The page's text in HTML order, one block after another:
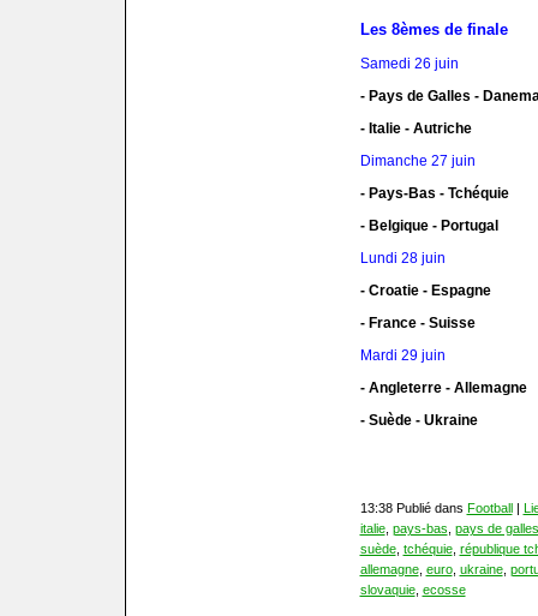
Les 8èmes de finale
Samedi 26 juin
- Pays de Galles -
- Italie - Autriche
Dimanche 27 juin
- Pays-Bas - Tchéquie
- Belgique - Portugal
Lundi 28 juin
- Croatie - Espagne
- France - Suisse
Mardi 29 juin
- Angleterre - Allemagne
- Suède - Ukraine
13:38 Publié dans Football|
italie, pays-bas pays de galles
suède, tchéquie, république
allemagne, euro, ukraine,
slovaquie, ecosse